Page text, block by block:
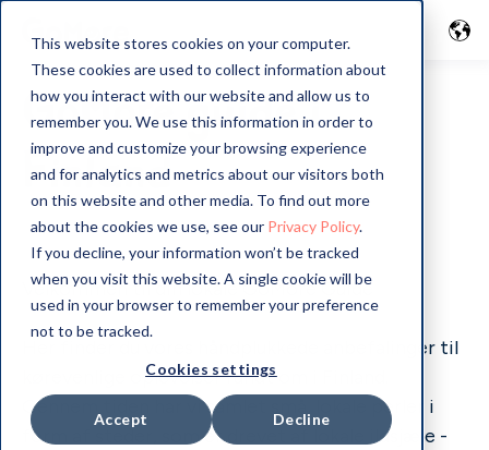
This website stores cookies on your computer.
These cookies are used to collect information about
how you interact with our website and allow us to
remember you. We use this information in order to
improve and customize your browsing experience
and for analytics and metrics about our visitors both
on this website and other media. To find out more
about the cookies we use, see our Privacy Policy.
If you decline, your information won’t be tracked
when you visit this website. A single cookie will be
used in your browser to remember your preference
not to be tracked.
Cookies settings
Accept Decline
GoMore guide i
Finland
Velkommen til din lokale GoMore Guide
Her finder du vores håndplukkede anbefalinger til
kørevenlige oplevelser rundt om i Finland.
Gennem tiden har vi samlet små, lokale perler i
form af steder, som er drevet af lokale ildsjæle -